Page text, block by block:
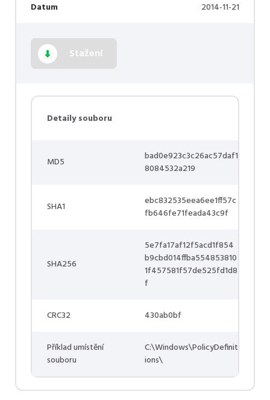
Datum 2014-11-21
Stažení
Detaily souboru
MD5
bad0e923c3c26ac57daf1
8084532a219
SHA1
ebc832535eea6ee1ff57c
fb646fe71feada43c9f
SHA256
5e7fa17af12f5acd1f854
b9cbd014ffba554853810
1f457581f57de525fd1d8
f
CRC32 430ab0bf
Příklad umístění
souboru
C:\Windows\PolicyDefinit
ions\